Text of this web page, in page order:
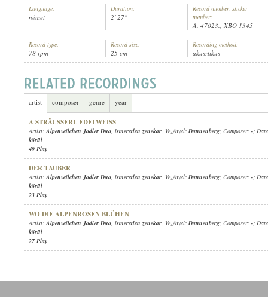
Language:
német
Duration:
2' 27"
Record number, sticker
number:
A. 47023., XBO 1345
Record type:
78 rpm
Record size:
25 cm
Recording method:
akusztikus
artist composer genre year
A STRÄUSSERL EDELWEISS
Artist:Alpenveilchen Jodler Duo, ismeretlen zenekar, Vezényel:Dannenberg; Composer: -;
körül
49 Play
DER TAUBER
Artist:Alpenveilchen Jodler Duo, ismeretlen zenekar, Vezényel:Dannenberg; Composer: -;
körül
23 Play
WO DIE ALPENROSEN BLÜHEN
Artist:Alpenveilchen Jodler Duo, ismeretlen zenekar, Vezényel:Dannenberg; Composer: -;
körül
27 Play